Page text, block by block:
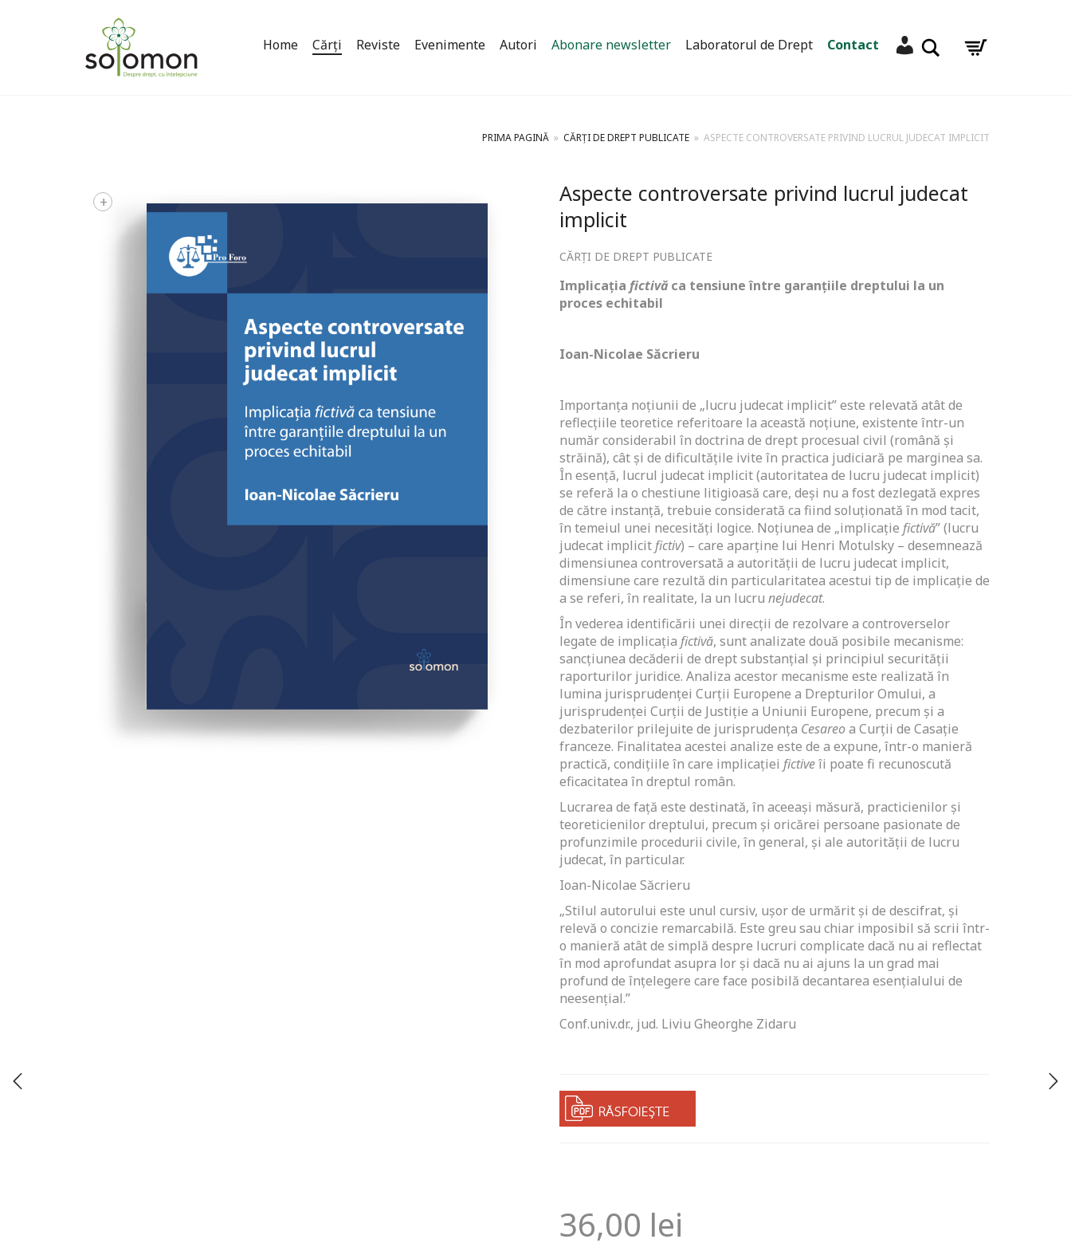
Home Cărți Reviste Evenimente Autori Abonare newsletter Laboratorul de Drept Contact Contul meuCaută
PRIMA PAGINĂ » CĂRȚI DE DREPT PUBLICATE » ASPECTE CONTROVERSATE PRIVIND LUCRUL JUDECAT IMPLICIT
+
Aspecte controversate privind lucrul judecat
implicit
CĂRȚI DE DREPT PUBLICATE
Implicația fictivă ca tensiune între garanțiile dreptului la un
proces echitabil
Ioan-Nicolae Săcrieru
Importanța noțiunii de „lucru judecat implicit” este relevată atât de
reflecțiile teoretice referitoare la această noțiune, existente într-un
număr considerabil în doctrina de drept procesual civil (română și
străină), cât și de dificultățile ivite în practica judiciară pe marginea sa.
În esență, lucrul judecat implicit (autoritatea de lucru judecat implicit)
se referă la o chestiune litigioasă care, deși nu a fost dezlegată expres
de către instanță, trebuie considerată ca fiind soluționată în mod tacit,
în temeiul unei necesități logice. Noțiunea de „implicație fictivă” (lucru
judecat implicitfictiv) – care aparține lui Henri Motulsky – desemnează
dimensiunea controversată a autorității de lucru judecat implicit,
dimensiune care rezultă din particularitatea acestui tip de implicație de
a se referi, în realitate, la un lucru nejudecat.
În vederea identificării unei direcții de rezolvare a controverselor
legate de implicația fictivă, sunt analizate două posibile mecanisme:
sancțiunea decăderii de drept substanțial și principiul securității
raporturilor juridice. Analiza acestor mecanisme este realizată în
lumina jurisprudenței Curții Europene a Drepturilor Omului, a
jurisprudenței Curții de Justiție a Uniunii Europene, precum și a
dezbaterilor prilejuite de jurisprudența Cesareoa Curții de Casație
franceze. Finalitatea acestei analize este de a expune, într-o manieră
practică, condițiile în care implicației fictiveîi poate fi recunoscută
eficacitatea în dreptul român.
Lucrarea de față este destinată, în aceeași măsură, practicienilor și
teoreticienilor dreptului, precum și oricărei persoane pasionate de
profunzimile procedurii civile, în general, și ale autorității de lucru
judecat, în particular.
Ioan-Nicolae Săcrieru
„Stilul autorului este unul cursiv, uşor de urmărit şi de descifrat, şi
relevă o concizie remarcabilă. Este greu sau chiar imposibil să scrii într-
o manieră atât de simplă despre lucruri complicate dacă nu ai reflectat
în mod aprofundat asupra lor şi dacă nu ai ajuns la un grad mai
profund de înţelegere care face posibilă decantarea esenţialului de
neesenţial.”
Conf.univ.dr., jud. Liviu Gheorghe Zidaru
36,00 lei